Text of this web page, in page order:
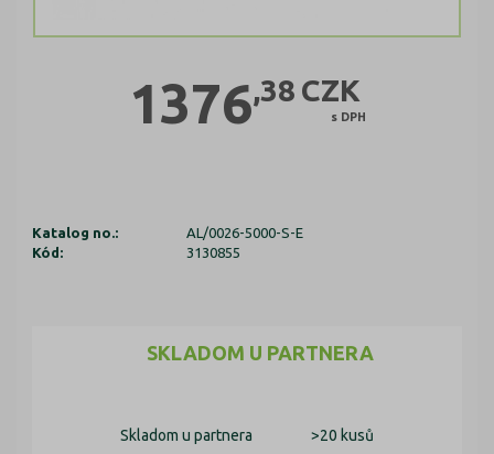
1376,38 CZK
s DPH
Katalog no.:
AL/0026-5000-S-E
Kód:
3130855
SKLADOM U PARTNERA
Skladom u partnera >20 kusů